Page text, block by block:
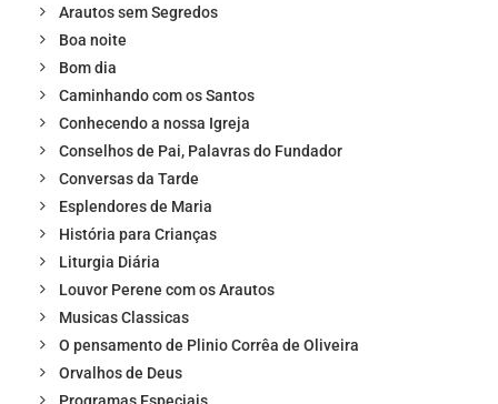
Arautos sem Segredos
Boa noite
Bom dia
Caminhando com os Santos
Conhecendo a nossa Igreja
Conselhos de Pai, Palavras do Fundador
Conversas da Tarde
Esplendores de Maria
História para Crianças
Liturgia Diária
Louvor Perene com os Arautos
Musicas Classicas
O pensamento de Plinio Corrêa de Oliveira
Orvalhos de Deus